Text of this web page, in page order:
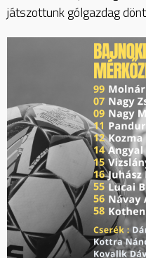
játszottunk gólgazdag